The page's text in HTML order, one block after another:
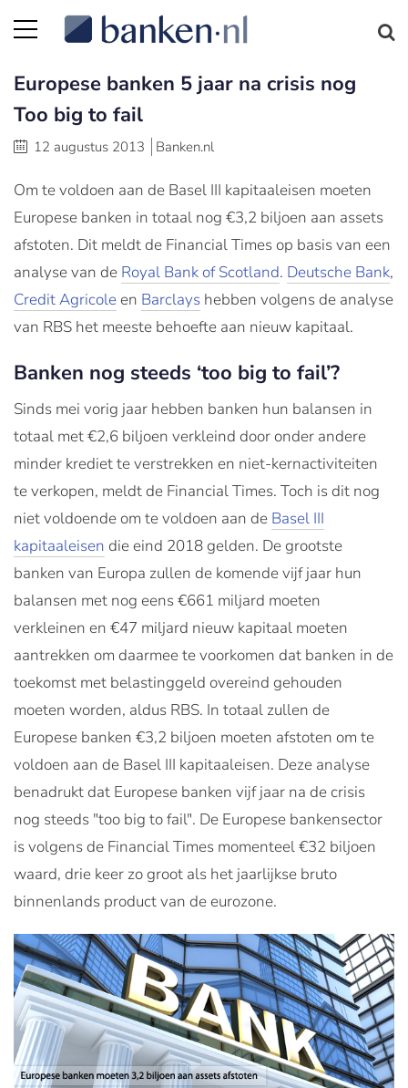
Europese banken 5 jaar na crisis nog
Too big to fail
12 augustus 2013 Banken.nl
Om te voldoen aan de Basel III kapitaaleisen moeten
Europese banken in totaal nog €3,2 biljoen aan assets
afstoten. Dit meldt de Financial Times op basis van een
analyse van de Royal Bank of Scotland. Deutsche Bank,
Credit Agricole en Barclays hebben volgens de analyse
van RBS het meeste behoefte aan nieuw kapitaal.
Banken nog steeds ‘too big to fail’?
Sinds mei vorig jaar hebben banken hun balansen in
totaal met €2,6 biljoen verkleind door onder andere
minder krediet te verstrekken en niet-kernactiviteiten
te verkopen, meldt de Financial Times. Toch is dit nog
niet voldoende om te voldoen aan de Basel III
kapitaaleisen die eind 2018 gelden. De grootste
banken van Europa zullen de komende vijf jaar hun
balansen met nog eens €661 miljard moeten
verkleinen en €47 miljard nieuw kapitaal moeten
aantrekken om daarmee te voorkomen dat banken in de
toekomst met belastinggeld overeind gehouden
moeten worden, aldus RBS. In totaal zullen de
Europese banken €3,2 biljoen moeten afstoten om te
voldoen aan de Basel III kapitaaleisen. Deze analyse
benadrukt dat Europese banken vijf jaar na de crisis
nog steeds "too big to fail". De Europese bankensector
is volgens de Financial Times momenteel €32 biljoen
waard, drie keer zo groot als het jaarlijkse bruto
binnenlands product van de eurozone.